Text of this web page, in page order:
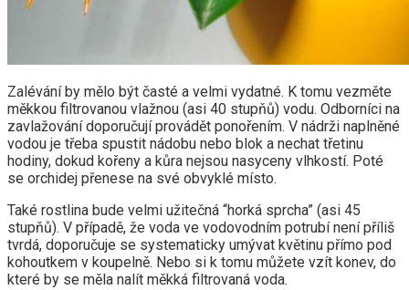
Zalévání by mělo být časté a velmi vydatné. K tomu vezměte
měkkou filtrovanou vlažnou (asi 40 stupňů) vodu. Odborníci na
zavlažování doporučují provádět ponořením. V nádrži naplněné
vodou je třeba spustit nádobu nebo blok a nechat třetinu
hodiny, dokud kořeny a kůra nejsou nasyceny vlhkostí. Poté
se orchidej přenese na své obvyklé místo.
Také rostlina bude velmi užitečná “horká sprcha” (asi 45
stupňů). V případě, že voda ve vodovodním potrubí není příliš
tvrdá, doporučuje se systematicky umývat květinu přímo pod
kohoutkem v koupelně. Nebo si k tomu můžete vzít konev, do
které by se měla nalít měkká filtrovaná voda.